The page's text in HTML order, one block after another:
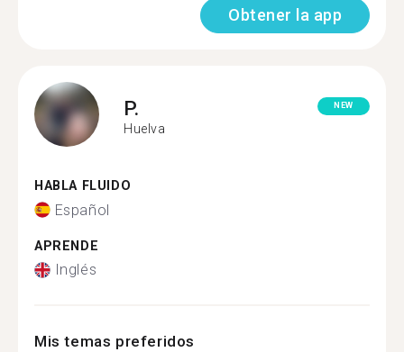
Obtener la app
P.
Huelva
NEW
HABLA FLUIDO
Español
APRENDE
Inglés
Mis temas preferidos